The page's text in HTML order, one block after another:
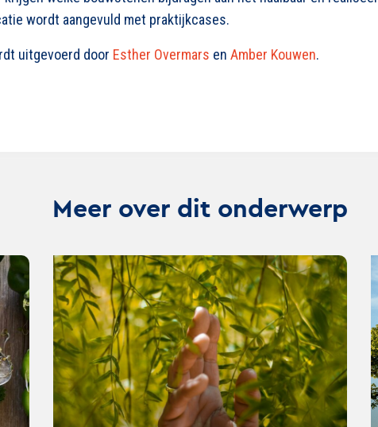
wordt aangevuld met praktijkcases.
uitgevoerd door Esther Overmars en Amber Kouwen.
Meer over dit onderwerp
Lees
verder
over
Duurzaamheid
als
statussymbool:
Hoe
merken
kunnen